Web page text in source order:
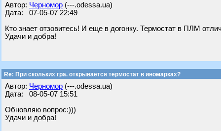
Автор: Черномор (---.odessa.ua)
Дата: 07-05-07 22:49
Кто знает отзовитесь! И еще в догонку. Термостат в ПЛМ
Удачи и добра!
Re: При скольких гра. открывается термостат в иномарках?
Автор: Черномор (---.odessa.ua)
Дата: 08-05-07 15:51
Обновляю вопрос:)))
Удачи и добра!